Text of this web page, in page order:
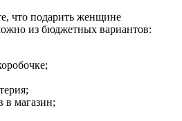
что подарить женщине
из бюджетных вариантов:
в магазин;